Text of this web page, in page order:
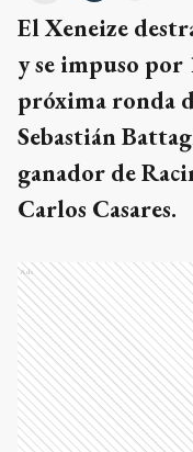
El Xeneize
y se impuso por
próxima ronda
Sebastián
ganador de
Carlos Casares.
Ads